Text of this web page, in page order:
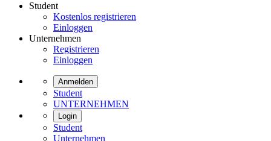
Student
Kostenlos registrieren
Einloggen
Unternehmen
Registrieren
Einloggen
Anmelden
Student
UNTERNEHMEN
Login
Student
Unternehmen